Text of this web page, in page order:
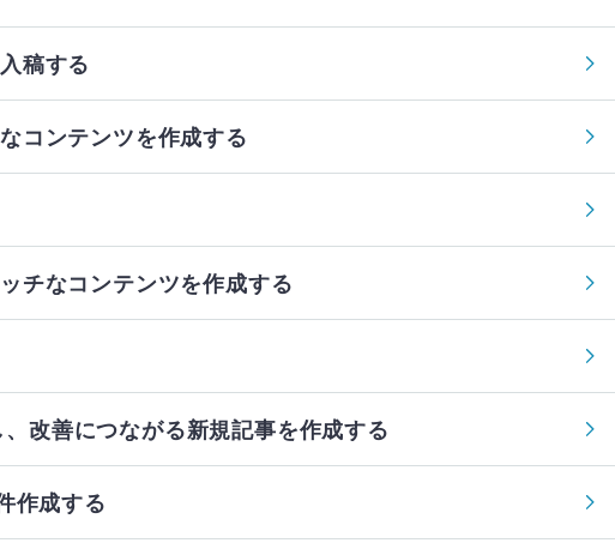
稿する
コンテンツを作成する
チなコンテンツを作成する
改善につながる新規記事を作成する
作成する